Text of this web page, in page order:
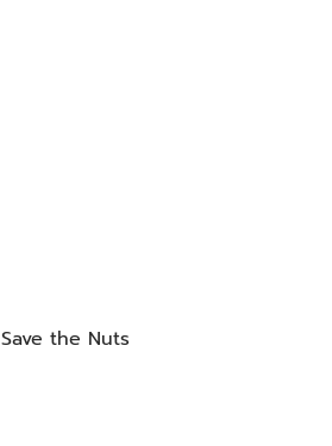
Save the Nuts